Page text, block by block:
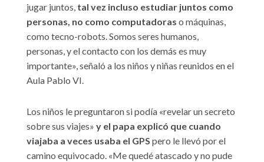
jugar juntos, tal vez incluso estudiar juntos como
personas, no como computadoras o máquinas,
como tecno-robots. Somos seres humanos,
personas, y el contacto con los demás es muy
importante», señaló a los niños y niñas reunidos en el
Aula Pablo VI.
Los niños le preguntaron si podía «revelar un secreto
sobre sus viajes» y el papa explicó que cuando
viajaba a veces usaba el GPS pero le llevó por el
camino equivocado. «Me quedé atascado y no pude